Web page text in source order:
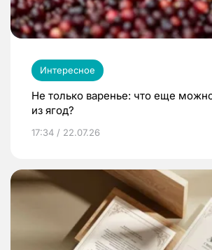
Интересное
Не только варенье: что еще
из ягод?
17:34 / 22.07.26